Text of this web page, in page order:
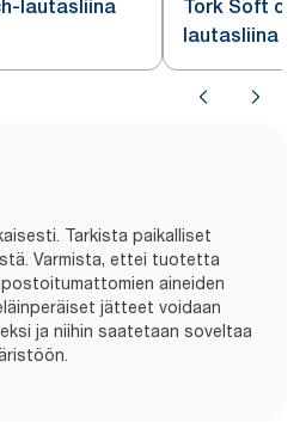
lautasliina
Tork Soft
lautasliina
Tarkista paikalliset
Varmista, ettei tuotetta
aineiden
jätteet voidaan
ja niihin saatetaan soveltaa